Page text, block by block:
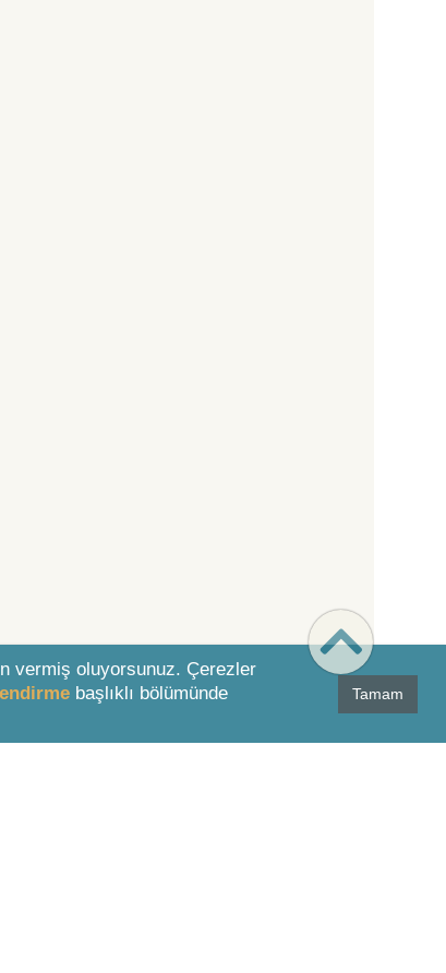
vermiş oluyorsunuz. Çerezler
başlıklı bölümünde
Tamam